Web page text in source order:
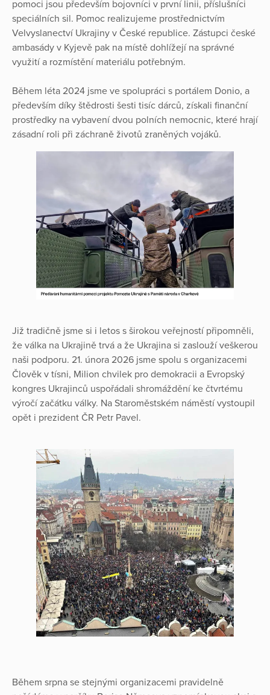
pomoci jsou především bojovníci v první linii, příslušníci
speciálních sil. Pomoc realizujeme prostřednictvím
Velvyslanectví Ukrajiny v České republice. Zástupci české
ambasády v Kyjevě pak na místě dohlížejí na správné
využití a rozmístění materiálu potřebným.
Během léta 2024 jsme ve spolupráci s portálem Donio, a
především díky štědrosti šesti tisíc dárců, získali finanční
prostředky na vybavení dvou polních nemocnic, které hrají
zásadní roli při záchraně životů zraněných vojáků.
Již tradičně jsme si i letos s širokou veřejností připomněli,
že válka na Ukrajině trvá a že Ukrajina si zaslouží veškerou
naši podporu. 21. února 2026 jsme spolu s organizacemi
Člověk v tísni, Milion chvilek pro demokracii a Evropský
kongres Ukrajinců uspořádali shromáždění ke čtvrtému
výročí začátku války. Na Staroměstském náměstí vystoupil
opět i prezident ČR Petr Pavel.
Během srpna se stejnými organizacemi pravidelně